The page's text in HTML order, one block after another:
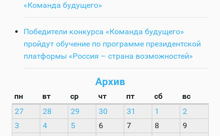
«Команда будущего»
Победители конкурса «Команда будущего»
пройдут обучение по программе президентской
платформы «Россия – страна возможностей»
Архив
пн вт ср чт пт сб
вс
27
28 29 30 31 1
2
3
4 5 6 7 8
9